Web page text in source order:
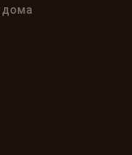
дома